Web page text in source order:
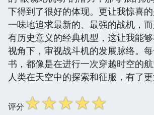
下得到了很好的体现。更让我惊喜
一味地追求最新的、最强的战机，
有历史意义的经典机型，这让我能
视角下，审视战斗机的发展脉络。
书，都像是在进行一次穿越时空的
人类在天空中的探索和征服，有了更
评分☆☆☆☆☆